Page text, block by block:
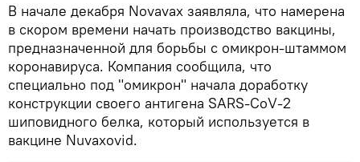
В начале декабря Novavax заявляла, что намерена
в скором времени начать производство вакцины,
предназначенной для борьбы с омикрон-штаммом
коронавируса. Компания сообщила, что
специально под "омикрон" начала доработку
конструкции своего антигена SARS-CoV-2
шиповидного белка, который используется в
вакцине Nuvaxovid.